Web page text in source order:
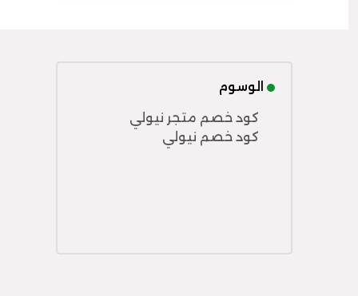
الوسوم
كود خصم متجر نيولي
كود خصم نيولي